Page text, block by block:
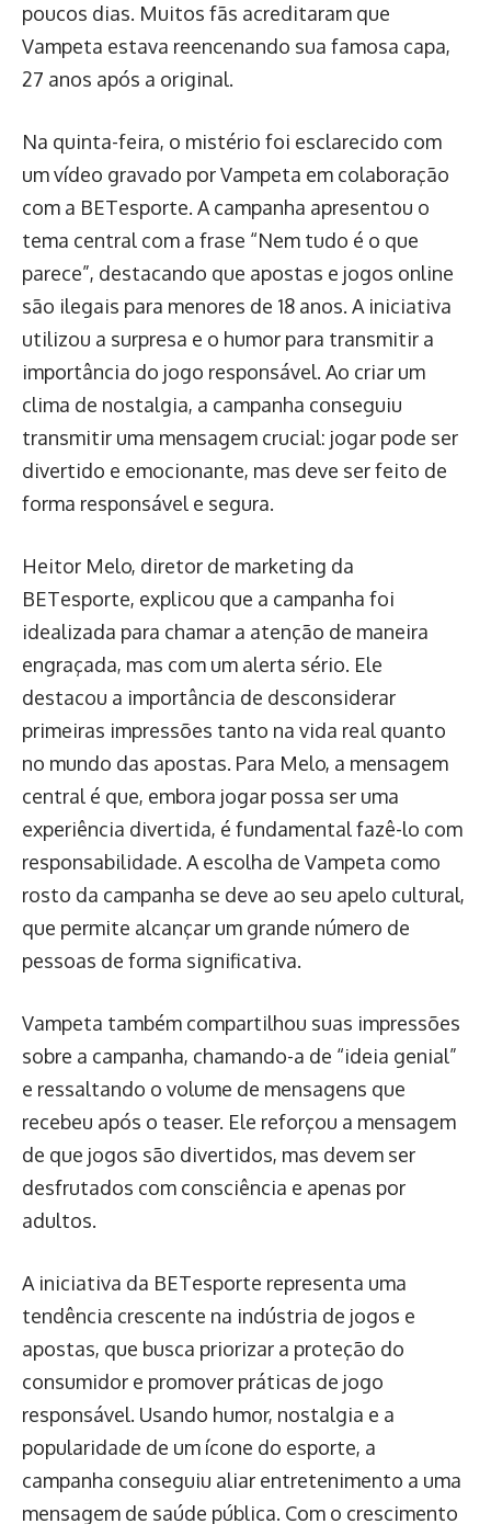
poucos dias. Muitos fãs acreditaram que
Vampeta estava reencenando sua famosa capa,
27 anos após a original.
Na quinta-feira, o mistério foi esclarecido com
um vídeo gravado por Vampeta em colaboração
com a BETesporte. A campanha apresentou o
tema central com a frase “Nem tudo é o que
parece”, destacando que apostas e jogos online
são ilegais para menores de 18 anos. A iniciativa
utilizou a surpresa e o humor para transmitir a
importância do jogo responsável. Ao criar um
clima de nostalgia, a campanha conseguiu
transmitir uma mensagem crucial: jogar pode ser
divertido e emocionante, mas deve ser feito de
forma responsável e segura.
Heitor Melo, diretor de marketing da
BETesporte, explicou que a campanha foi
idealizada para chamar a atenção de maneira
engraçada, mas com um alerta sério. Ele
destacou a importância de desconsiderar
primeiras impressões tanto na vida real quanto
no mundo das apostas. Para Melo, a mensagem
central é que, embora jogar possa ser uma
experiência divertida, é fundamental fazê-lo com
responsabilidade. A escolha de Vampeta como
rosto da campanha se deve ao seu apelo cultural,
que permite alcançar um grande número de
pessoas de forma significativa.
Vampeta também compartilhou suas impressões
sobre a campanha, chamando-a de “ideia genial”
e ressaltando o volume de mensagens que
recebeu após o teaser. Ele reforçou a mensagem
de que jogos são divertidos, mas devem ser
desfrutados com consciência e apenas por
adultos.
A iniciativa da BETesporte representa uma
tendência crescente na indústria de jogos e
apostas, que busca priorizar a proteção do
consumidor e promover práticas de jogo
responsável. Usando humor, nostalgia e a
popularidade de um ícone do esporte, a
campanha conseguiu aliar entretenimento a uma
mensagem de saúde pública. Com o crescimento